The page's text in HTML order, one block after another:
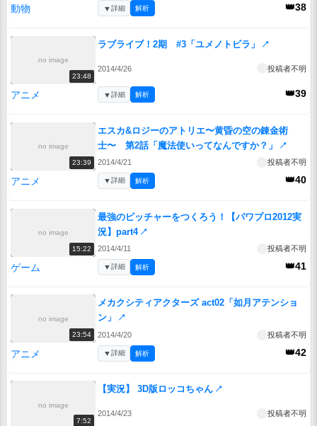
動物 👑38
▼詳細 解析
no image
23:48
ラブライブ！2期 #3「ユメノトビラ」 ↗
2014/4/26 投稿者不明
アニメ 👑39
▼詳細 解析
no image
23:39
エスカ&ロジーのアトリエ〜黄昏の空の錬金術
士〜 第2話「魔法使いってなんですか？」
↗
2014/4/21 投稿者不明
アニメ 👑40
▼詳細 解析
no image
15:22
最強のピッチャーをつくろう！【パワプロ2012実
況】part4 ↗
2014/4/11 投稿者不明
ゲーム 👑41
▼詳細 解析
no image
23:54
メカクシティアクターズ act02「如月アテンショ
ン」
↗
2014/4/20 投稿者不明
アニメ 👑42
▼詳細 解析
no image
7:52
【実況】 3D版ロッコちゃん ↗
2014/4/23 投稿者不明